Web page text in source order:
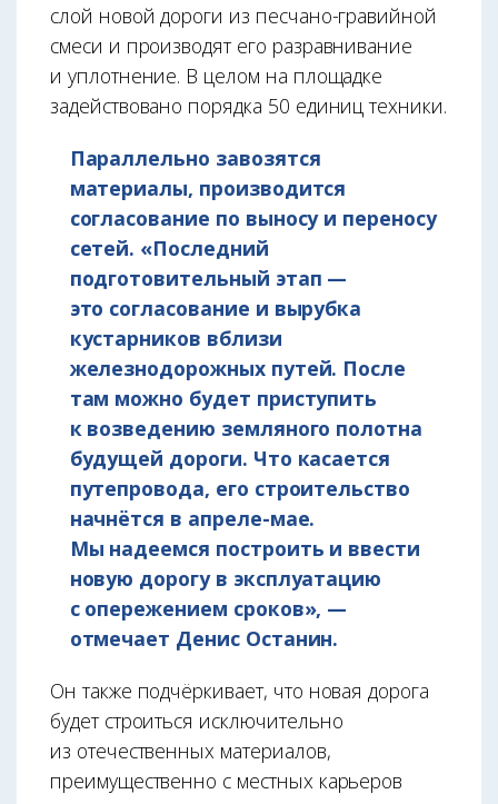
слой новой дороги из песчано-гравийной
смеси и производят его разравнивание
и уплотнение. В целом на площадке
задействовано порядка 50 единиц техники.
Параллельно завозятся
материалы, производится
согласование по выносу и переносу
сетей. «Последний
подготовительный этап —
это согласование и вырубка
кустарников вблизи
железнодорожных путей. После
там можно будет приступить
к возведению земляного полотна
будущей дороги. Что касается
путепровода, его строительство
начнётся в апреле-мае.
Мы надеемся построить и ввести
новую дорогу в эксплуатацию
с опережением сроков», —
отмечает Денис Останин.
Он также подчёркивает, что новая дорога
будет строиться исключительно
из отечественных материалов,
преимущественно с местных карьеров